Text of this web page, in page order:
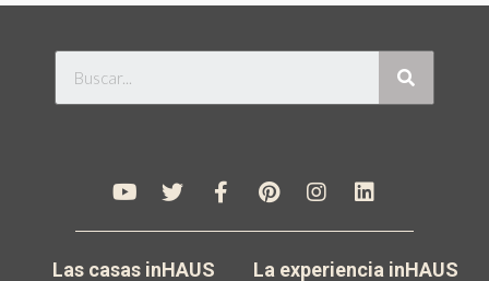
Las casas inHAUS La experiencia inHAUS